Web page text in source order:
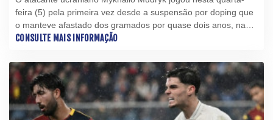
feira (5) pela primeira vez desde a suspensão por doping que
o manteve afastado dos gramados por quase dois anos, na
derrota do Chelsea para a Juventus de Turim por 1 a 0 em
CONSULTE MAIS INFORMAÇÃO